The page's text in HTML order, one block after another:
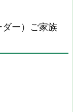
検索
ー）ご家族